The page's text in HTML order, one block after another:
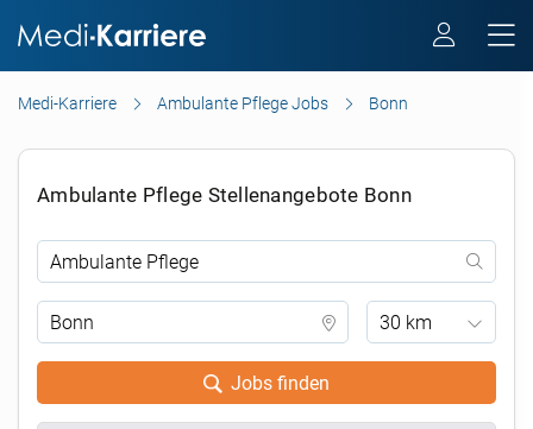
Medi-Karriere Ambulante Pflege Jobs Bonn
Ambulante Pflege Stellenangebote Bonn
30 km
Jobs finden